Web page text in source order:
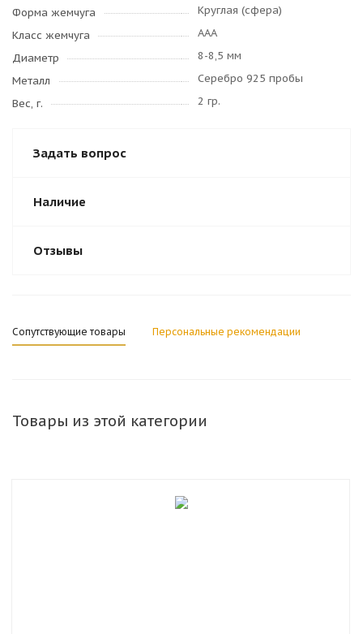
Форма жемчуга
Круглая (сфера)
Класс жемчуга
AAA
Диаметр
8-8,5 мм
Металл
Серебро 925 пробы
Вес, г.
2 гр.
Задать вопрос
Наличие
Отзывы
Сопутствующие товары Персональные рекомендации
Товары из этой категории